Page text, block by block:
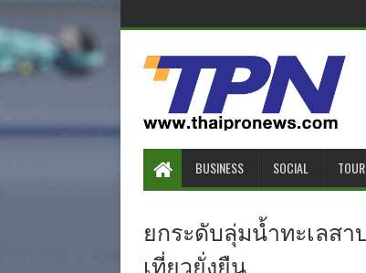
BUSINESS SOCIAL
ยกระดับลุ่มน้ำทะเลสา
เที่ยวยั่งยืน